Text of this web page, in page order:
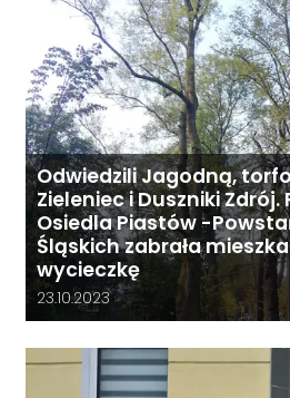
Odwiedzili Jagodną,
Zieleniec i Duszniki Zdrój.
Osiedla Piastów -
Śląskich zabrała
wycieczkę
Data dodania galerii:
23.10.2023